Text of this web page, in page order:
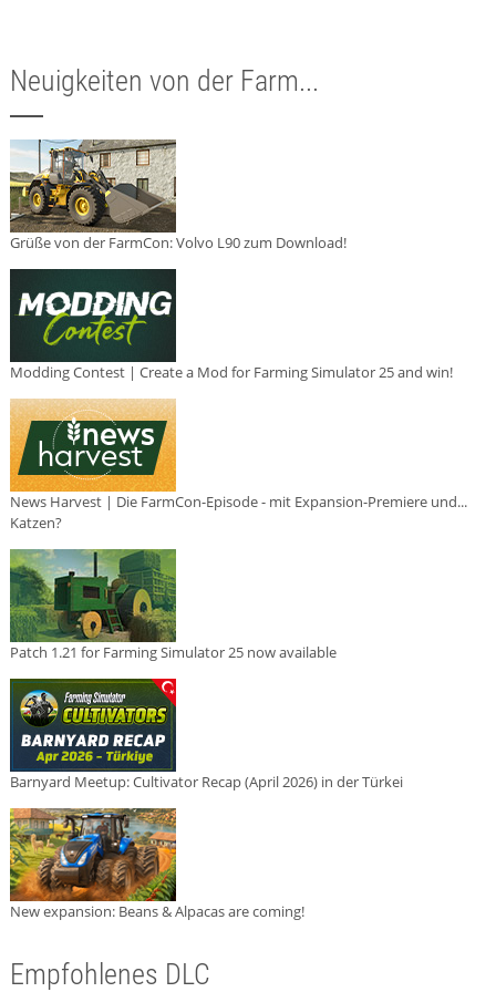
Neuigkeiten von der Farm...
Grüße von der FarmCon: Volvo L90 zum Download!
Modding Contest | Create a Mod for Farming Simulator 25 and win!
News Harvest | Die FarmCon-Episode - mit Expansion-Premiere und...
Katzen?
Patch 1.21 for Farming Simulator 25 now available
Barnyard Meetup: Cultivator Recap (April 2026) in der Türkei
New expansion: Beans & Alpacas are coming!
Empfohlenes DLC